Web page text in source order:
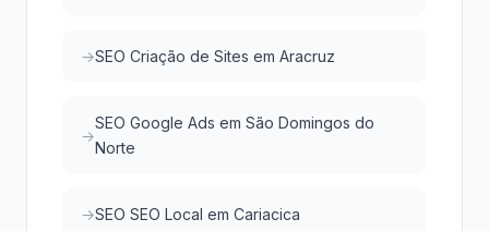
SEO Criação de Sites em Aracruz
SEO Google Ads em São Domingos do
Norte
SEO SEO Local em Cariacica